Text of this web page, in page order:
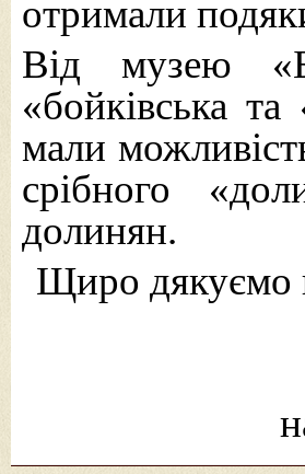
отримали
Від музею
«бойківська
мали
срібного
долинян.
Щиро дякуємо